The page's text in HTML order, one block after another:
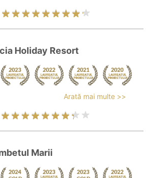
Holiday Resort
Arată mai multe >>
Marii